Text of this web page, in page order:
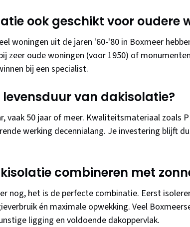
ook geschikt voor oudere
woningen uit de jaren '60-'80 in Boxmeer
zeer oude woningen (voor 1950) of
bij een specialist.
levensduur van dakisolatie?
vaak 50 jaar of meer. Kwaliteitsmateriaal zoals
werking decennialang. Je investering blijft
combineren met
nog, het is de perfecte combinatie. Eerst
én maximale opwekking. Veel
ligging en voldoende dakoppervlak.